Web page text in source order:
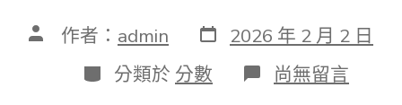
文 作者： admin 發
表
日
期
2026 年 2 月 2 日
分
類
分類於 分數 在
〈山
尚無留言